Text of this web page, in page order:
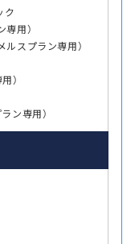
ク
用）
スプラン専用）
）
ン専用）